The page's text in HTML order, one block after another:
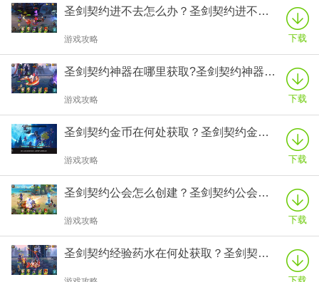
圣剑契约进不去怎么办？圣剑契约进不去解决方法！
游戏攻略 下载
圣剑契约神器在哪里获取?圣剑契约神器取得方法大全!
游戏攻略 下载
圣剑契约金币在何处获取？圣剑契约金币获取途经汇总！
游戏攻略 下载
圣剑契约公会怎么创建？圣剑契约公会系统介绍！
游戏攻略 下载
圣剑契约经验药水在何处获取？圣剑契约经验药水获取途径介绍！